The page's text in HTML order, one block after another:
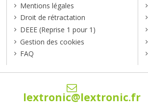
Mentions légales
Droit de rétractation
DEEE (Reprise 1 pour 1)
Gestion des cookies
FAQ
lextronic@lextronic.fr